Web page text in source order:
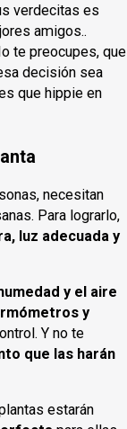
verdecitas es
amigos..
te preocupes, que
decisión sea
que hippie en
necesitan
Para lograrlo,
luz adecuada y
y el aire
y
Y no te
que las harán
estarán